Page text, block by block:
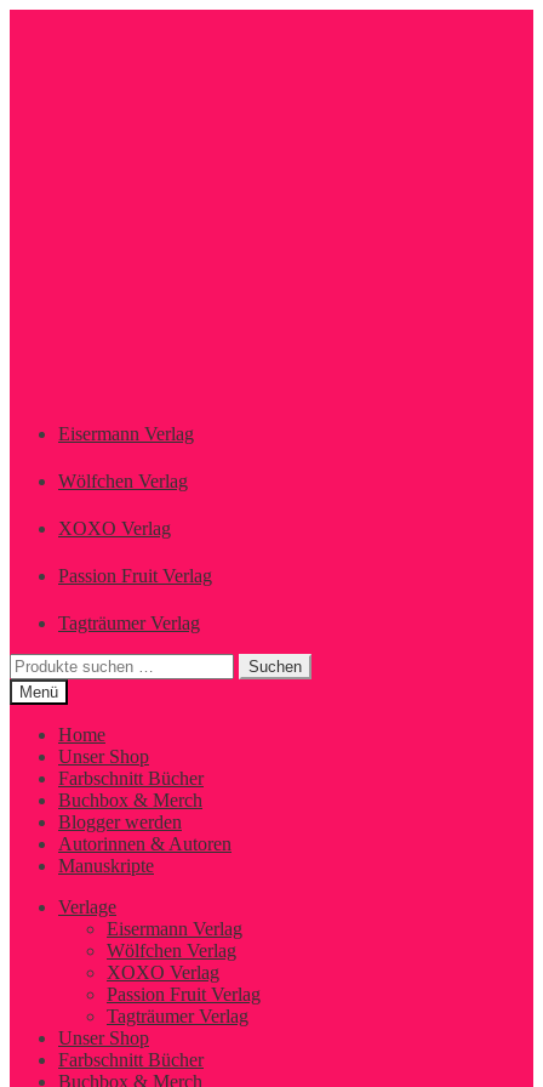
Eisermann Verlag
Wölfchen Verlag
XOXO Verlag
Passion Fruit Verlag
Tagträumer Verlag
Suchen
nach:
Suchen
Menü
Home
Unser Shop
Farbschnitt Bücher
Buchbox & Merch
Blogger werden
Autorinnen & Autoren
Manuskripte
Verlage
Eisermann Verlag
Wölfchen Verlag
XOXO Verlag
Passion Fruit Verlag
Tagträumer Verlag
Unser Shop
Farbschnitt Bücher
Buchbox & Merch